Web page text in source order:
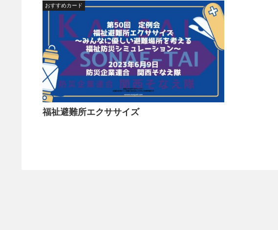
おすすめカード
福祉避難所エクササイズ